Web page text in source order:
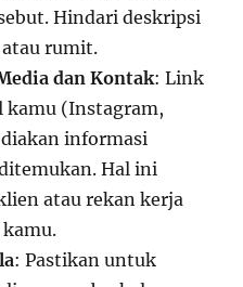
Hindari deskripsi
rumit.
dan Kontak: Link
kamu (Instagram,
informasi
Hal ini
atau rekan kerja
: Pastikan untuk